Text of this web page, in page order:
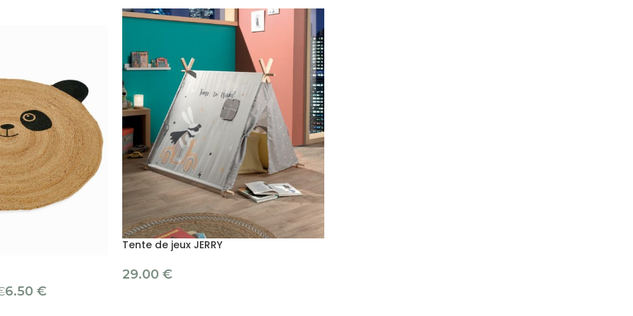
6.50 €
Tente de jeux JERRY
29.00 €